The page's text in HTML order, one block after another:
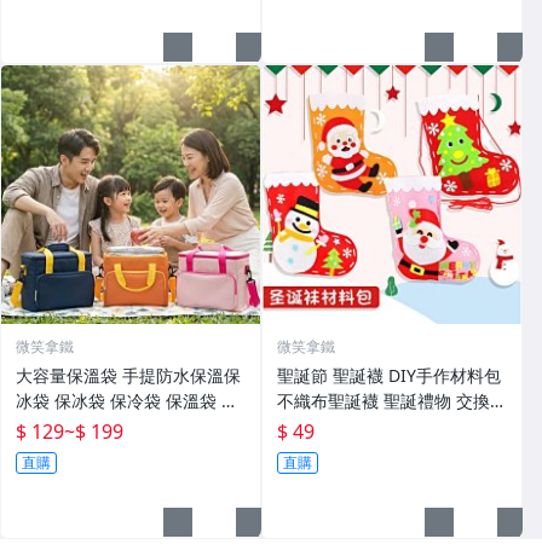
微笑拿鐵
大容量保溫袋 手提防水保溫保
冰袋 保冰袋 保冷袋 保溫袋 露
營保冰袋
$ 129~$ 199
直購
微笑拿鐵
聖誕節 聖誕襪 DIY手作材料包
不織布聖誕襪 聖誕禮物 交換禮
物 耶誕節 DIY材料包
$ 49
直購